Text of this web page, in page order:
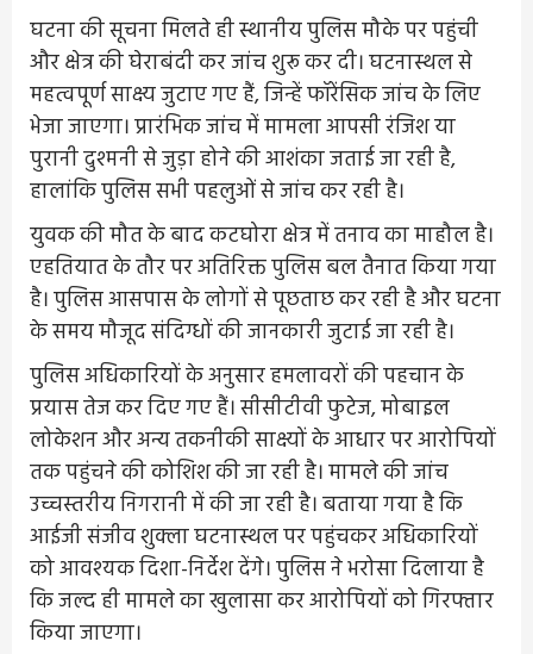
घटना की सूचना मिलते ही स्थानीय पुलिस मौके पर पहुंची
और क्षेत्र की घेराबंदी कर जांच शुरू कर दी। घटनास्थल से
महत्वपूर्ण साक्ष्य जुटाए गए हैं, जिन्हें फॉरेंसिक जांच के लिए
भेजा जाएगा। प्रारंभिक जांच में मामला आपसी रंजिश या
पुरानी दुश्मनी से जुड़ा होने की आशंका जताई जा रही है,
हालांकि पुलिस सभी पहलुओं से जांच कर रही है।
युवक की मौत के बाद कटघोरा क्षेत्र में तनाव का माहौल है।
एहतियात के तौर पर अतिरिक्त पुलिस बल तैनात किया गया
है। पुलिस आसपास के लोगों से पूछताछ कर रही है और घटना
के समय मौजूद संदिग्धों की जानकारी जुटाई जा रही है।
पुलिस अधिकारियों के अनुसार हमलावरों की पहचान के
प्रयास तेज कर दिए गए हैं। सीसीटीवी फुटेज, मोबाइल
लोकेशन और अन्य तकनीकी साक्ष्यों के आधार पर आरोपियों
तक पहुंचने की कोशिश की जा रही है। मामले की जांच
उच्चस्तरीय निगरानी में की जा रही है। बताया गया है कि
आईजी संजीव शुक्ला घटनास्थल पर पहुंचकर अधिकारियों
को आवश्यक दिशा-निर्देश देंगे। पुलिस ने भरोसा दिलाया है
कि जल्द ही मामले का खुलासा कर आरोपियों को गिरफ्तार
किया जाएगा।